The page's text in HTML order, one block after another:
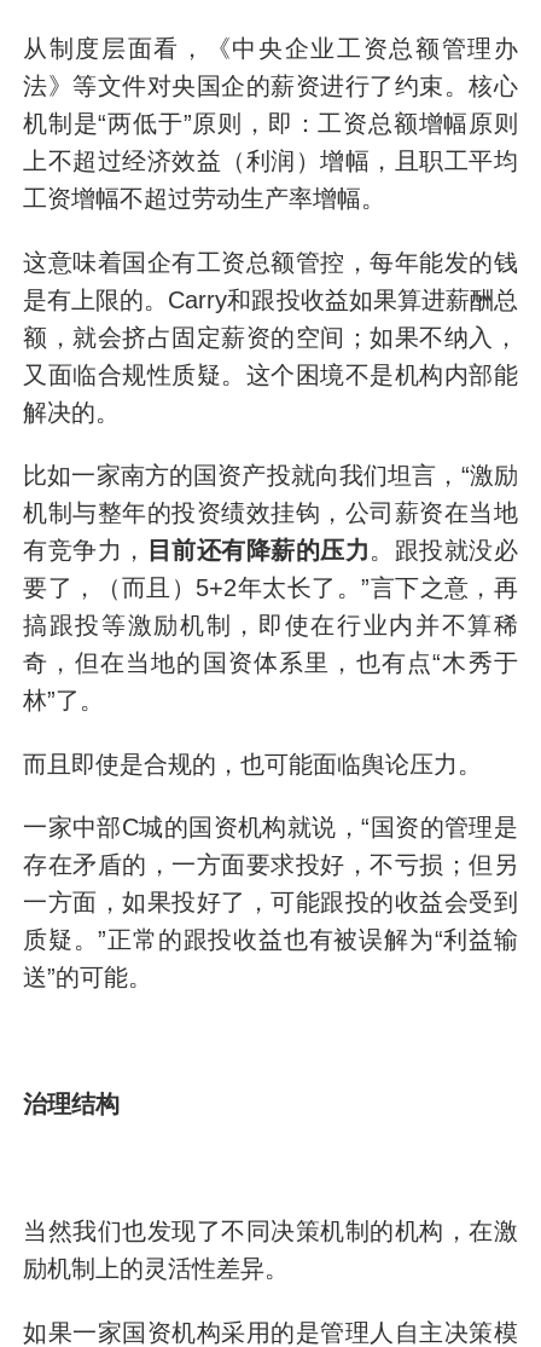
从制度层面看，《中央企业工资总额管理办
法》等文件对央国企的薪资进行了约束。核心
机制是“两低于”原则，即：工资总额增幅原则
上不超过经济效益（利润）增幅，且职工平均
工资增幅不超过劳动生产率增幅。
这意味着国企有工资总额管控，每年能发的钱
是有上限的。Carry和跟投收益如果算进薪酬总
额，就会挤占固定薪资的空间；如果不纳入，
又面临合规性质疑。这个困境不是机构内部能
解决的。
比如一家南方的国资产投就向我们坦言，“激励
机制与整年的投资绩效挂钩，公司薪资在当地
有竞争力，
目前还有降薪的压力。跟投就没必
要了，（而且）5+2年太长了。”言下之意，再
搞跟投等激励机制，即使在行业内并不算稀
奇，但在当地的国资体系里，也有点“木秀于
林”了。
而且即使是合规的，也可能面临舆论压力。
一家中部C城的国资机构就说，“国资的管理是
存在矛盾的，一方面要求投好，不亏损；但另
一方面，如果投好了，可能跟投的收益会受到
质疑。”正常的跟投收益也有被误解为“利益输
送”的可能。
治理结构
当然我们也发现了不同决策机制的机构，在激
励机制上的灵活性差异。
如果一家国资机构采用的是管理人自主决策模